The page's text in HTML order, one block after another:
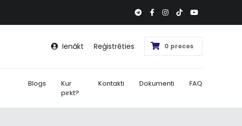
Ienākt Reģistrēties 0 preces
Blogs
Kur
pirkt?
Kontakti Dokumenti FAQ